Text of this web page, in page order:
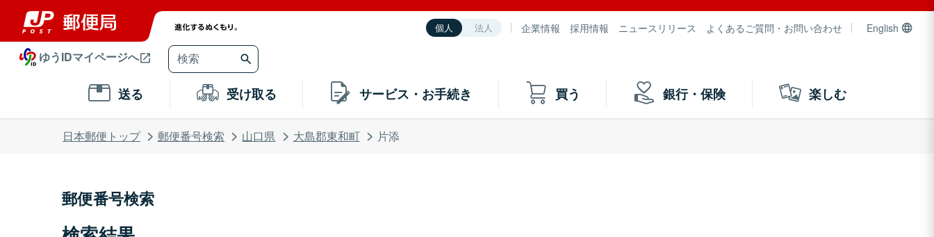
個人 法人 企業情報 採用情報 ニュースリリース よくあるご質問・お問い合わせ English
ゆうIDマイページへ
送る 受け取る サービス・お手続き 買う 銀行・保険 楽しむ
日本郵便トップ 郵便番号検索 山口県 大島郡東和町 片添
郵便番号検索